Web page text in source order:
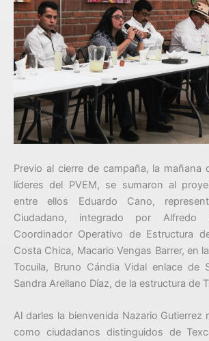
Previo al cierre de campaña, la mañana
líderes del PVEM, se sumaron al
entre ellos Eduardo Cano,
Ciudadano, integrado por Alfredo
Coordinador Operativo de Estructura
Costa Chica, Macario Vengas Barrer, en
Tocuila, Bruno Cándia Vidal enlace de
Sandra Arellano Díaz, de la estructura de
Al darles la bienvenida Nazario Gutierrez
como ciudadanos distinguidos de